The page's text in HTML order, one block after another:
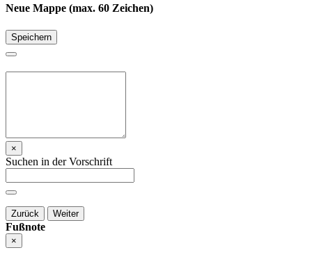
Neue Mappe (max. 60 Zeichen)
Speichern
×
Suchen in der Vorschrift
Zurück Weiter
Fußnote
×